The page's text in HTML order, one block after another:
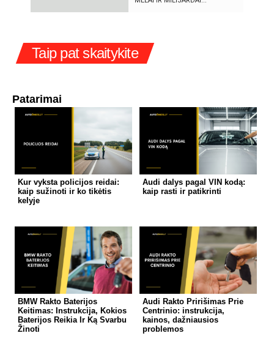
Taip pat skaitykite
Patarimai
Kur vyksta policijos reidai:
kaip sužinoti ir ko tikėtis
kelyje
Audi dalys pagal VIN kodą:
kaip rasti ir patikrinti
BMW Rakto Baterijos
Keitimas: Instrukcija, Kokios
Baterijos Reikia Ir Ką Svarbu
Žinoti
Audi Rakto Pririšimas Prie
Centrinio: instrukcija,
kainos, dažniausios
problemos